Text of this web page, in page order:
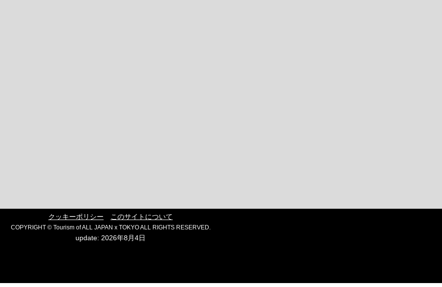
クッキーポリシー このサイトについて
COPYRIGHT © Tourism of ALL JAPAN x TOKYO ALL RIGHTS RESERVED.
update: 2026年8月4日